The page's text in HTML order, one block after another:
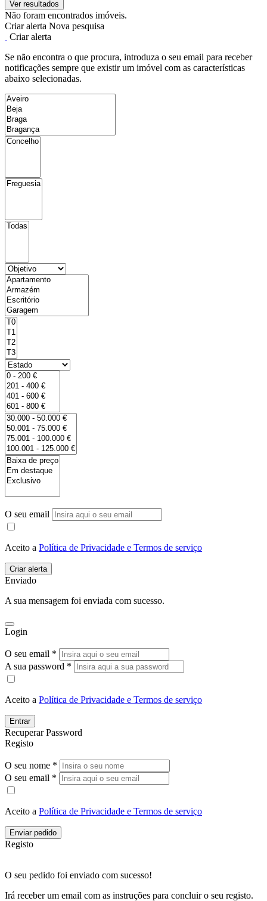
Não foram encontrados imóveis.
Criar alerta Nova pesquisa
Criar alerta
Se não encontra o que procura, introduza o seu email para receber
notificações sempre que existir um imóvel com as características
abaixo selecionadas.
O seu email
Aceito a Política de Privacidade e Termos de serviço
Enviado
A sua mensagem foi enviada com sucesso.
Login
O seu email *
A sua password *
Aceito a Política de Privacidade e Termos de serviço
Entrar
Recuperar Password
Registo
O seu nome *
O seu email *
Aceito a Política de Privacidade e Termos de serviço
Enviar pedido
Registo
O seu pedido foi enviado com sucesso!
Irá receber um email com as instruções para concluir o seu registo.